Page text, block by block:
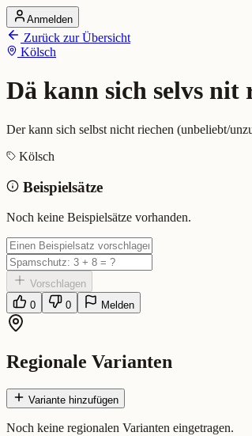
Startseite
Alle Dialekte
Dialekte vergleichen
Dialekt-Karte
Ranking
Dä kann sich selvs nit
Bedeutung: Der kann sich selbst nicht riechen
Beispiel:Dä is miess jelount, dä kann sich selvs...
Eingereicht von: Mundwerk Team
Anmelden
Zurück zur Übersicht
Kölsch
Dä kann sich selvs nit
Der kann sich selbst nicht riechen (unbeliebt/
Kölsch
Beispielsätze
Noch keine Beispielsätze vorhanden.
Vorschlagen
0
0 Melden
Regionale Varianten
Variante hinzufügen
Noch keine regionalen Varianten eingetragen.